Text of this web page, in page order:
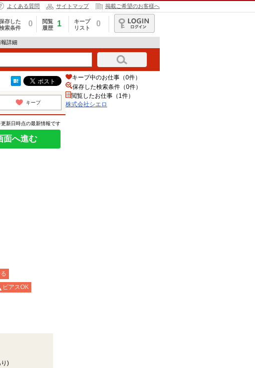
よくある質問 サイトマップ 掲載ご希望のお客様へ
存した
索条件
0
閲覧
履歴
1
キープ
リスト
0
ログイン
詳細
キープ
新日時点の最新情報です
面へ進む
ピアスOK
)
キープ中のお仕事（0件）
保存した検索条件（0件）
閲覧したお仕事（1件）
株式会社シエロ